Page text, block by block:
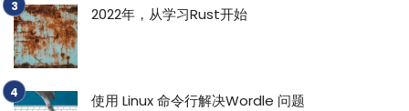
2022年，从学习Rust开始
使用 Linux 命令行解决Wordle 问题